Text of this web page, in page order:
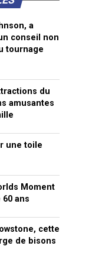
a
conseil non
tournage
du
amusantes
une toile
Moment
ans
cette
de bisons